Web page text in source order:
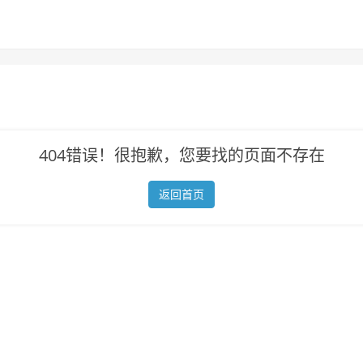
404错误！很抱歉，您要找的页面不存在
返回首页